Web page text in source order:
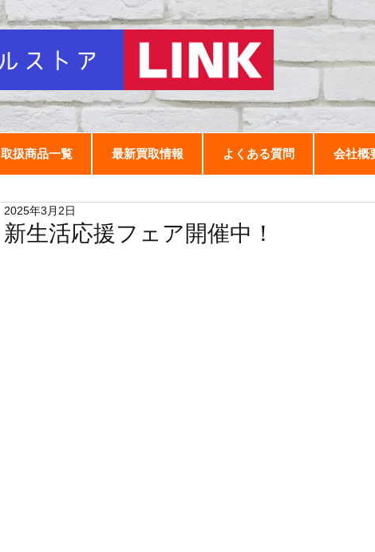
取扱商品一覧 最新買取情報 よくある質問 会社概
新生活応援フェア開催中！
2025年3月2日